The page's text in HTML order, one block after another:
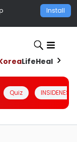
Install
LifeHealth
Quiz INSIDENESIA